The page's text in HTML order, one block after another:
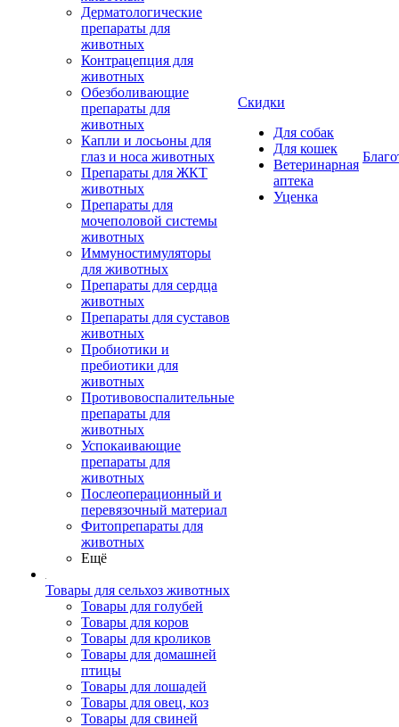
Дерматологические
препараты для
животных
Контрацепция для
животных
Обезболивающие
препараты для
животных
Капли и лосьоны для
глаз и носа животных
Препараты для ЖКТ
животных
Препараты для
мочеполовой системы
животных
Иммуностимуляторы
для животных
Препараты для сердца
животных
Препараты для суставов
животных
Пробиотики и
пребиотики для
животных
Противовоспалительные
препараты для
животных
Успокаивающие
препараты для
животных
Послеоперационный и
перевязочный материал
Фитопрепараты для
животных
Ещё
Товары для сельхоз животных
Товары для голубей
Товары для коров
Товары для кроликов
Товары для домашней
птицы
Товары для лошадей
Товары для овец, коз
Товары для свиней
Скидки
Для собак
Для кошек
Ветеринарная
аптека
Уценка